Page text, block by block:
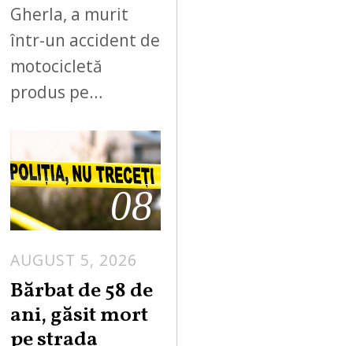
Gherla, a murit
într-un accident de
motocicletă
produs pe…
08
AUGUST 5, 2026
Bărbat de 58 de
ani, găsit mort
pe strada